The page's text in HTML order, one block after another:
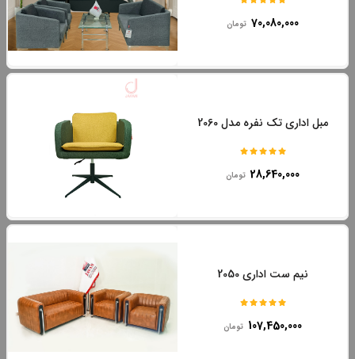
70,080,000 تومان
مبل اداری تک نفره مدل 2060
28,640,000 تومان
نیم ست اداری 2050
107,450,000 تومان